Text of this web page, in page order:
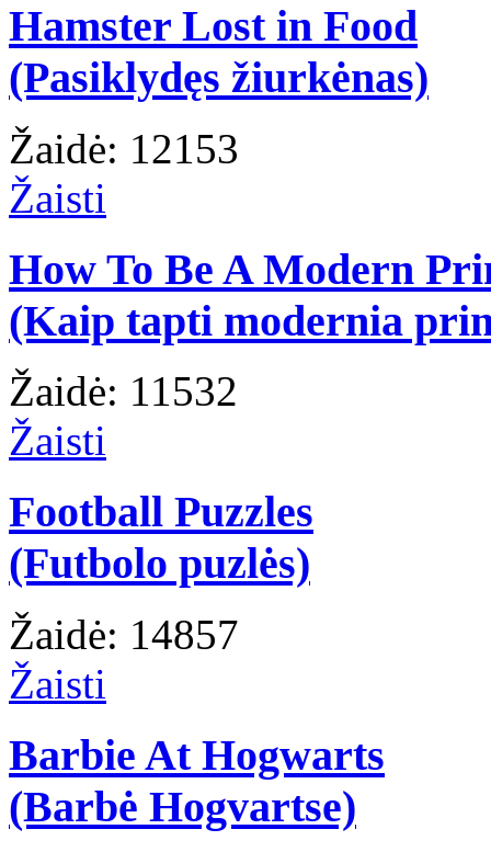
Hamster Lost in Food
(Pasiklydęs žiurkėnas)
Žaidė: 12153
Žaisti
How To Be A Modern
(Kaip tapti modernia
Žaidė: 11532
Žaisti
Football Puzzles
(Futbolo puzlės)
Žaidė: 14857
Žaisti
Barbie At Hogwarts
(Barbė Hogvartse)